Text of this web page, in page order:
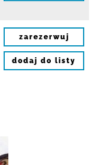
zarezerwuj
dodaj do listy